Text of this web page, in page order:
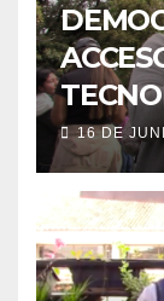
16 DE